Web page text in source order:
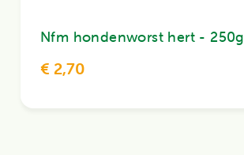
Nfm hondenworst hert - 250g
€ 2,70